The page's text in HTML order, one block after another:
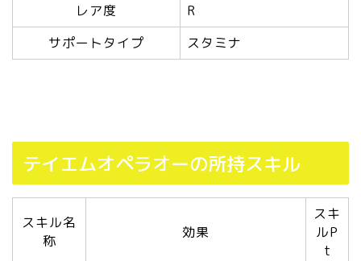
レア度
R
サポートタイプ
スタミナ
テイエムオペラオーの所持スキル
スキル名
称
効果
スキ
ルP
t